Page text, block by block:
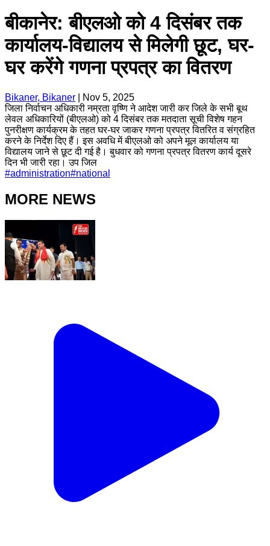
बीकानेर: बीएलओ को 4 दिसंबर तक
कार्यालय-विद्यालय से मिलेगी छूट, घर-
घर करेंगे गणना प्रपत्र का वितरण
Bikaner, Bikaner
Nov 5, 2025
जिला निर्वाचन अधिकारी नम्रता वृष्णि ने आदेश जारी कर जिले के सभी बूथ
लेवल अधिकारियों (बीएलओ) को 4 दिसंबर तक मतदाता सूची विशेष गहन
पुनरीक्षण कार्यक्रम के तहत घर-घर जाकर गणना प्रपत्र वितरित व संग्रहित
करने के निर्देश दिए हैं। इस अवधि में बीएलओ को अपने मूल कार्यालय या
विद्यालय जाने से छूट दी गई है। बुधवार को गणना प्रपत्र वितरण कार्य दूसरे
दिन भी जारी रहा। उप जिल
#administration#national
MORE NEWS